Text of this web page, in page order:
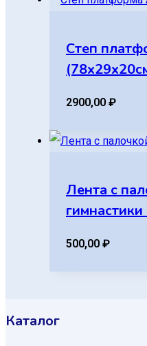
Степ
2900,00 ₽
Лента с
500,00 ₽
Каталог